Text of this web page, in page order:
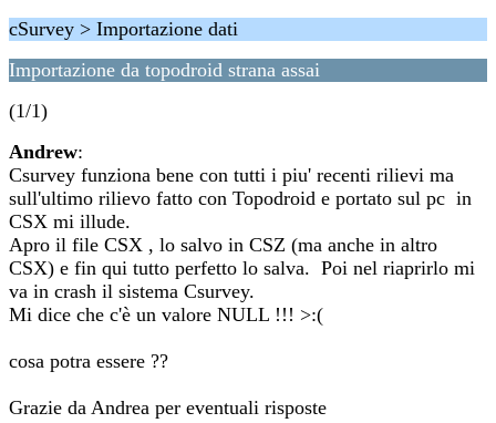
cSurvey > Importazione dati
Importazione da topodroid strana assai
(1/1)
Andrew:
Csurvey funziona bene con tutti i piu' recenti rilievi ma
sull'ultimo rilievo fatto con Topodroid e portato sul pc in
CSX mi illude.
Apro il file CSX , lo salvo in CSZ (ma anche in altro
CSX) e fin qui tutto perfetto lo salva. Poi nel riaprirlo mi
va in crash il sistema Csurvey.
Mi dice che c'è un valore NULL !!! >:(
cosa potra essere ??
Grazie da Andrea per eventuali risposte